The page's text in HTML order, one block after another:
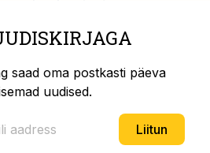
saad oma postkasti päeva
uudised.
Liitun